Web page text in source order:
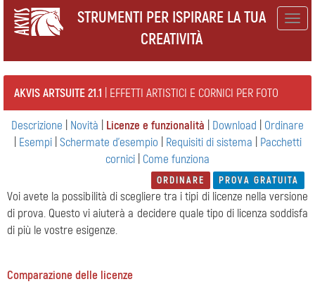
STRUMENTI PER ISPIRARE LA TUA
CREATIVITÀ
AKVIS ARTSUITE 21.1 | EFFETTI ARTISTICI E CORNICI PER FOTO
Descrizione Novità Licenze e funzionalità Download
Ordinare
Esempi| Schermate d'esempio Requisiti di sistema
Pacchetti
cornici Come funziona
ORDINARE PROVA GRATUITA
Voi avete la possibilità di scegliere tra i tipi di licenze nella versione
di prova. Questo vi aiuterà a decidere quale tipo di licenza soddisfa
di più le vostre esigenze.
Comparazione delle licenze